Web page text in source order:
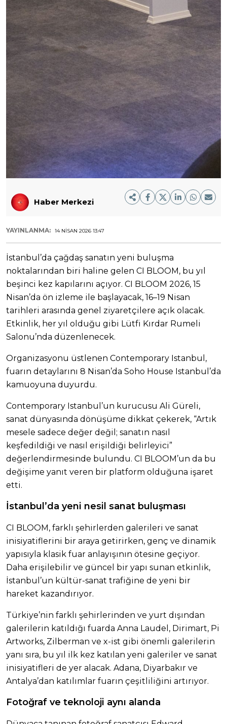
Haber Merkezi
YAYINLANMA: 14 NISAN 2026 13:47
İstanbul’da çağdaş sanatın yeni buluşma
noktalarından biri haline gelen CI BLOOM, bu yıl
beşinci kez kapılarını açıyor. CI BLOOM 2026, 15
Nisan’da ön izleme ile başlayacak, 16–19 Nisan
tarihleri arasında genel ziyaretçilere açık olacak.
Etkinlik, her yıl olduğu gibi Lütfi Kırdar Rumeli
Salonu’nda düzenlenecek.
Organizasyonu üstlenen Contemporary Istanbul,
fuarın detaylarını 8 Nisan’da Soho House Istanbul’da
kamuoyuna duyurdu.
Contemporary Istanbul’un kurucusu Ali Güreli,
sanat dünyasında dönüşüme dikkat çekerek, “Artık
mesele sadece değer değil; sanatın nasıl
keşfedildiği ve nasıl erişildiği belirleyici”
değerlendirmesinde bulundu. CI BLOOM’un da bu
değişime yanıt veren bir platform olduğuna işaret
etti.
İstanbul’da yeni nesil sanat buluşması
CI BLOOM, farklı şehirlerden galerileri ve sanat
inisiyatiflerini bir araya getirirken, genç ve dinamik
yapısıyla klasik fuar anlayışının ötesine geçiyor.
Daha erişilebilir ve güncel bir yapı sunan etkinlik,
İstanbul’un kültür-sanat trafiğine de yeni bir
hareket kazandırıyor.
Türkiye’nin farklı şehirlerinden ve yurt dışından
galerilerin katıldığı fuarda Anna Laudel, Dirimart, Pi
Artworks, Zilberman ve x-ist gibi önemli galerilerin
yanı sıra, bu yıl ilk kez katılan yeni galeriler ve sanat
inisiyatifleri de yer alacak. Adana, Diyarbakır ve
Antalya’dan katılımlar fuarın çeşitliliğini artırıyor.
Fotoğraf ve teknoloji aynı alanda